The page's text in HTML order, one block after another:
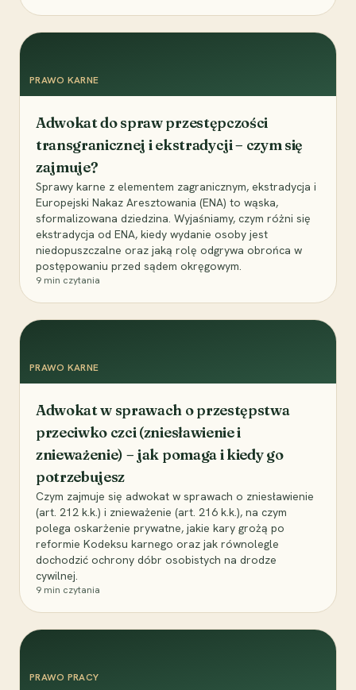
PRAWO KARNE
Adwokat do spraw przestępczości
transgranicznej i ekstradycji – czym się
zajmuje?
Sprawy karne z elementem zagranicznym, ekstradycja i
Europejski Nakaz Aresztowania (ENA) to wąska,
sformalizowana dziedzina. Wyjaśniamy, czym różni się
ekstradycja od ENA, kiedy wydanie osoby jest
niedopuszczalne oraz jaką rolę odgrywa obrońca w
postępowaniu przed sądem okręgowym.
9 min czytania
PRAWO KARNE
Adwokat w sprawach o przestępstwa
przeciwko czci (zniesławienie i
znieważenie) – jak pomaga i kiedy go
potrzebujesz
Czym zajmuje się adwokat w sprawach o zniesławienie
(art. 212 k.k.) i znieważenie (art. 216 k.k.), na czym
polega oskarżenie prywatne, jakie kary grożą po
reformie Kodeksu karnego oraz jak równolegle
dochodzić ochrony dóbr osobistych na drodze
cywilnej.
9 min czytania
PRAWO PRACY